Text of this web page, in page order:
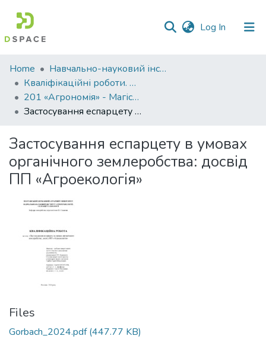
Log In (current)
Communities
&
Collections
All of DSpace
Statistics
Home
Навчально-науковий інститут агротехнологій, селекції та екології
Кваліфікаційні роботи. ННІ агротехнологій, селекції та екології
201 «Агрономія» - Магістри 2024-2025
Застосування еспарцету в умовах органічного землеробства: досвід ПП «Агроекологія»
Застосування еспарцету в умовах
органічного землеробства: досвід
ПП «Агроекологія»
Files
Gorbach_2024.pdf(447.77 KB)